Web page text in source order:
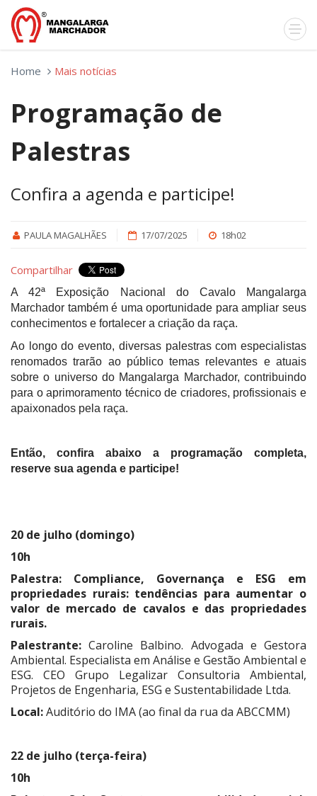
Home Mais notícias
Programação de
Palestras
Confira a agenda e participe!
PAULA MAGALHÃES 17/07/2025 18h02
Compartilhar
A 42ª Exposição Nacional do Cavalo Mangalarga
Marchador também é uma oportunidade para ampliar seus
conhecimentos e fortalecer a criação da raça.
Ao longo do evento, diversas palestras com especialistas
renomados trarão ao público temas relevantes e atuais
sobre o universo do Mangalarga Marchador, contribuindo
para o aprimoramento técnico de criadores, profissionais e
apaixonados pela raça.
Então, confira abaixo a programação completa,
reserve sua agenda e participe!
20 de julho (domingo)
10h
Palestra: Compliance, Governança e ESG em
propriedades rurais: tendências para aumentar o
valor de mercado de cavalos e das propriedades
rurais.
Palestrante:Caroline Balbino. Advogada e Gestora
Ambiental. Especialista em Análise e Gestão Ambiental e
ESG. CEO Grupo Legalizar Consultoria Ambiental,
Projetos de Engenharia, ESG e Sustentabilidade Ltda.
Local:Auditório do IMA (ao final da rua da ABCCMM)
22 de julho (terça-feira)
10h